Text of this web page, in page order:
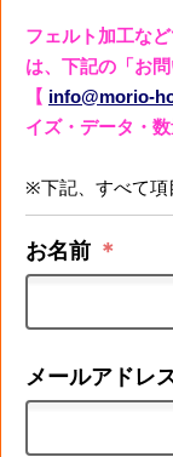
フェルト加工な
は、下記の「お
【 info@morio-
イズ・データ・
※下記、すべて項
お名前 ＊
メールアドレ